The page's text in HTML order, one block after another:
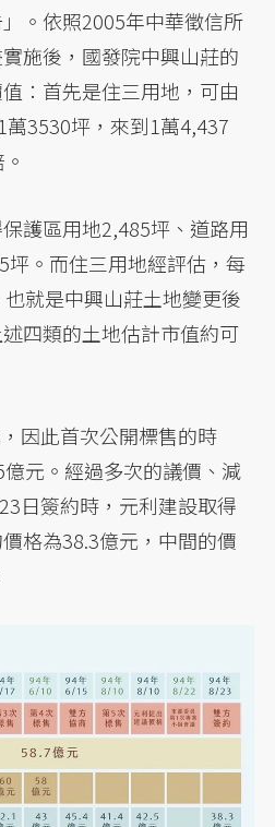
」。依照2005年中華徵信所
施後，國發院中興山莊的
：首先是住三用地，可由
3530坪，來到1萬4,437
護區用地2,485坪、道路用
坪。而住三用地經評估，每
就是中興山莊土地變更後
四類的土地估計市值約可
因此首次公開標售的時
元。經過多次的議價、減
日簽約時，元利建設取得
格為38.3億元，中間的價